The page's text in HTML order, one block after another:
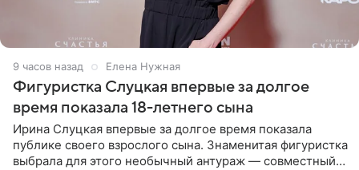
9 часов назад Елена Нужная
Фигуристка Слуцкая впервые за долгое
время показала 18-летнего сына
Ирина Слуцкая впервые за долгое время показала
публике своего взрослого сына. Знаменитая фигуристка
выбрала для этого необычный антураж — совместный